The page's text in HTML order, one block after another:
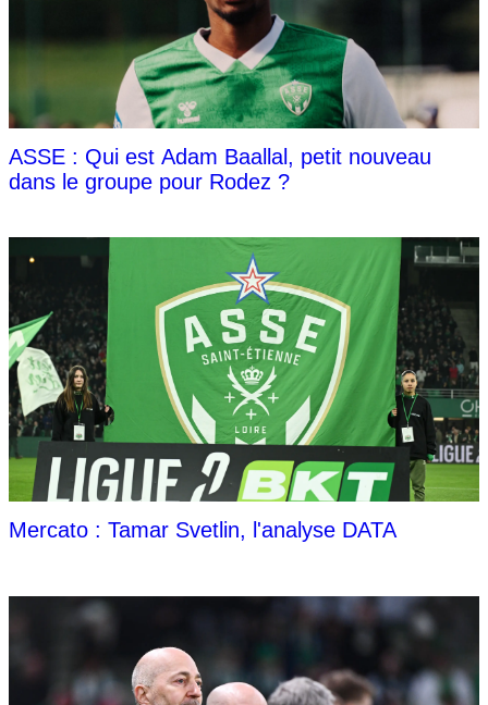
ASSE : Qui est Adam Baallal, petit nouveau
dans le groupe pour Rodez ?
Mercato : Tamar Svetlin, l'analyse DATA